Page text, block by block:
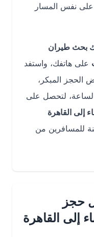
المسار
واستفد
المبكر،
لتحصل على
من
القاهرة